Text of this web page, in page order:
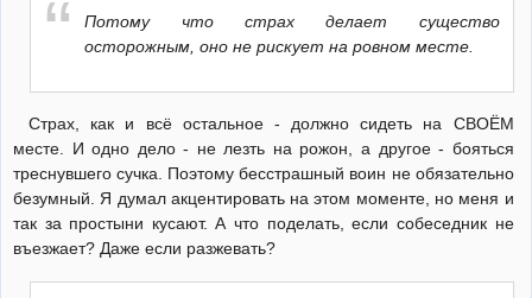
Потому что страх делает существо
осторожным, оно не рискует на ровном месте.
Страх, как и всё остальное - должно сидеть на СВОЁМ
месте. И одно дело - не лезть на рожон, а другое - бояться
треснувшего сучка. Поэтому бесстрашный воин не обязательно
безумный. Я думал акцентировать на этом моменте, но меня и
так за простыни кусают. А что поделать, если собеседник не
въезжает? Даже если разжевать?